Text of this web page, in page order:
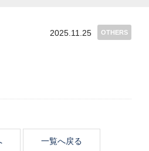
OTHERS
2025.11.25
一覧へ戻る